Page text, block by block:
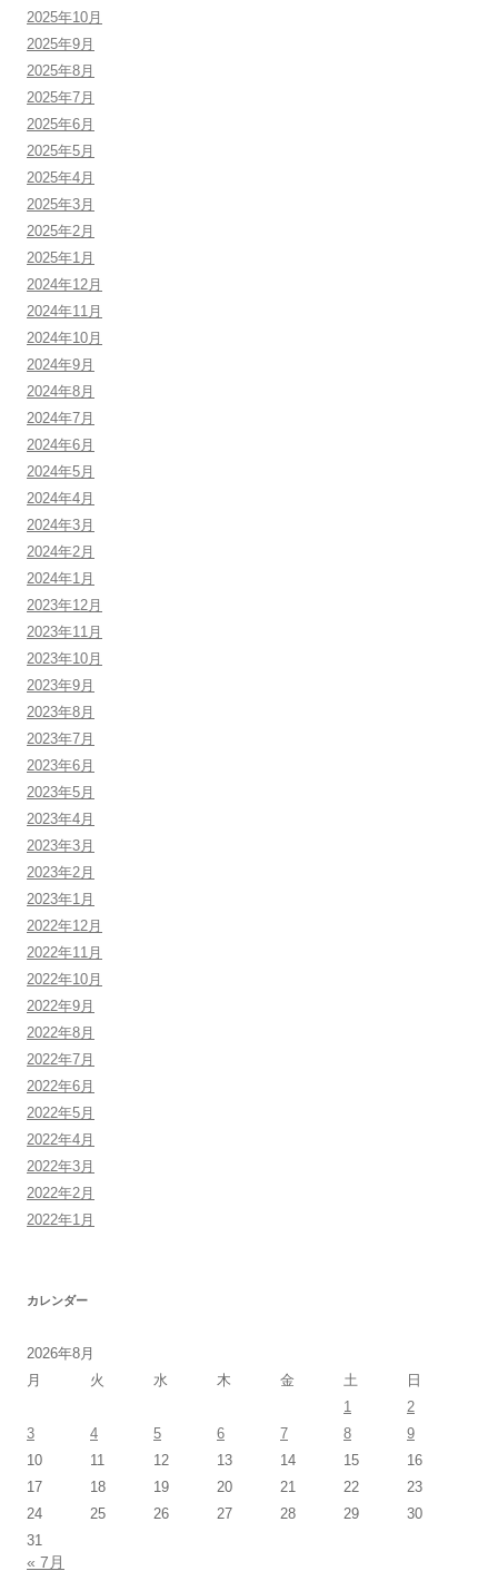
2025年10月
2025年9月
2025年8月
2025年7月
2025年6月
2025年5月
2025年4月
2025年3月
2025年2月
2025年1月
2024年12月
2024年11月
2024年10月
2024年9月
2024年8月
2024年7月
2024年6月
2024年5月
2024年4月
2024年3月
2024年2月
2024年1月
2023年12月
2023年11月
2023年10月
2023年9月
2023年8月
2023年7月
2023年6月
2023年5月
2023年4月
2023年3月
2023年2月
2023年1月
2022年12月
2022年11月
2022年10月
2022年9月
2022年8月
2022年7月
2022年6月
2022年5月
2022年4月
2022年3月
2022年2月
2022年1月
カレンダー
2026年8月
月
火 水 木 金 土
日
1
2
3
4 5 6 7 8
9
10
11 12 13 14 15
16
17
18 19 20 21 22
23
24
25 26 27 28 29
30
31
« 7月